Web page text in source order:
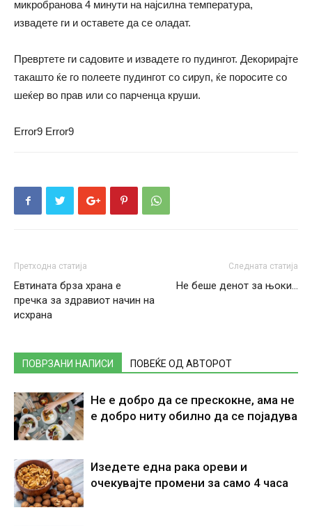
микробранова 4 минути на најсилна температура,
извадете ги и оставете да се оладат.
Превртете ги садовите и извадете го пудингот. Декорирајте
такашто ќе го полеете пудингот со сируп, ќе поросите со
шеќер во прав или со парченца круши.
Error9 Error9
Претходна статија
Евтинaта брза храна е
пречка за здравиот начин на
исхрана
Следната статија
Не беше денот за њоки…
ПОВРЗАНИ НАПИСИ ПОВЕЌЕ ОД АВТОРОТ
Не е добро да се прескокне, ама не
е добро ниту обилно да се појадува
Изедете една рака ореви и
очекувајте промени за само 4 часа